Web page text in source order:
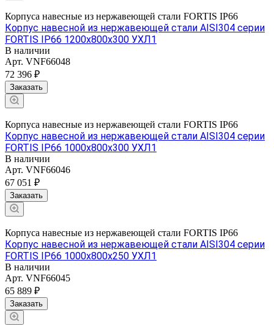
Корпуса навесные из нержавеющей стали FORTIS IP66
Корпус навесной из нержавеющей стали AISI304 серии
FORTIS IP66 1200х800х300 УХЛ1
В наличии
Арт. VNF66048
72 396 ₽
Заказать
Корпуса навесные из нержавеющей стали FORTIS IP66
Корпус навесной из нержавеющей стали AISI304 серии
FORTIS IP66 1000х800х300 УХЛ1
В наличии
Арт. VNF66046
67 051 ₽
Заказать
Корпуса навесные из нержавеющей стали FORTIS IP66
Корпус навесной из нержавеющей стали AISI304 серии
FORTIS IP66 1000х800х250 УХЛ1
В наличии
Арт. VNF66045
65 889 ₽
Заказать